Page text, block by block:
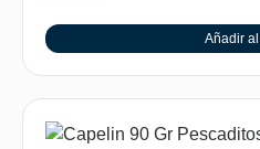
Añadir